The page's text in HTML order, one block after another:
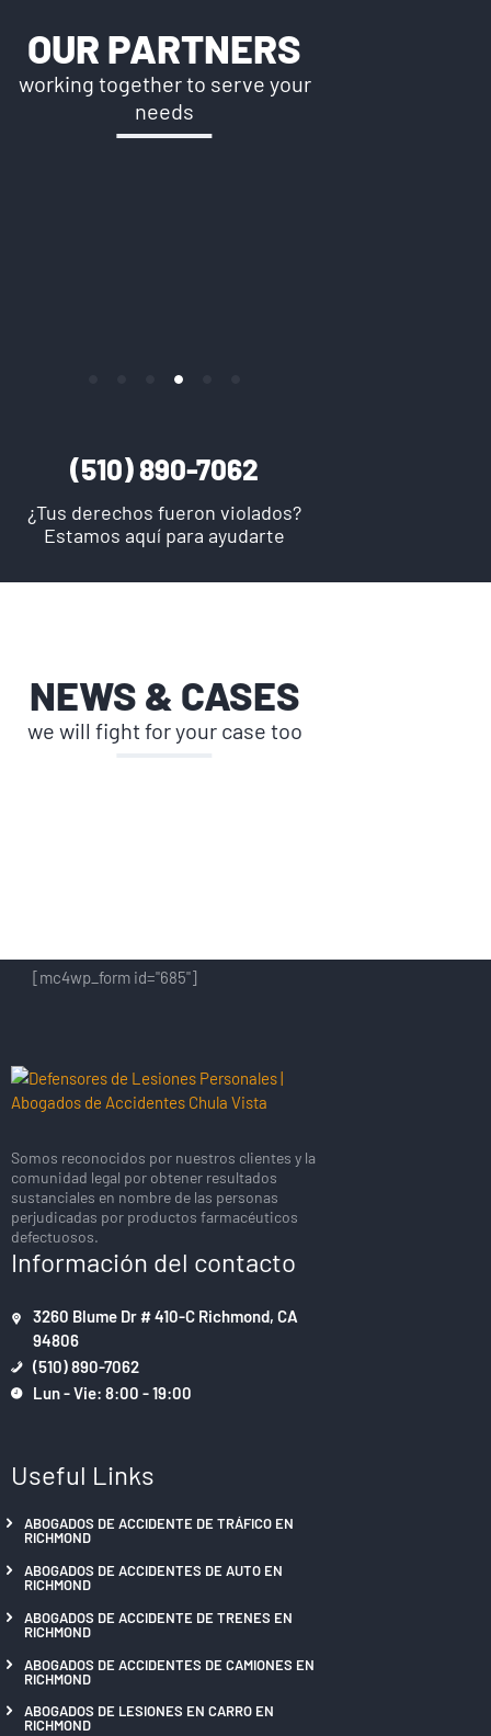
OUR PARTNERS
working together to serve your
needs
(510) 890-7062
¿Tus derechos fueron violados?
Estamos aquí para ayudarte
NEWS & CASES
we will fight for your case too
[mc4wp_form id="685"]
Somos reconocidos por nuestros clientes y la
comunidad legal por obtener resultados
sustanciales en nombre de las personas
perjudicadas por productos farmacéuticos
defectuosos.
Información del contacto
3260 Blume Dr # 410-C Richmond, CA
94806
(510) 890-7062
Lun - Vie: 8:00 - 19:00
Useful Links
ABOGADOS DE ACCIDENTE DE TRÁFICO EN
RICHMOND
ABOGADOS DE ACCIDENTES DE AUTO EN
RICHMOND
ABOGADOS DE ACCIDENTE DE TRENES EN
RICHMOND
ABOGADOS DE ACCIDENTES DE CAMIONES EN
RICHMOND
ABOGADOS DE LESIONES EN CARRO EN
RICHMOND